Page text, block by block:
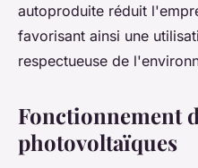
autoproduite réduit
favorisant ainsi une
respectueuse de
Fonctionnement
photovoltaïques